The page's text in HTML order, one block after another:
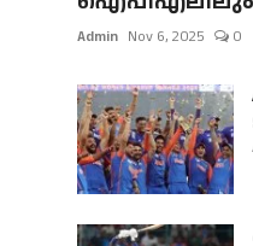
Admin Nov 6, 2025 0